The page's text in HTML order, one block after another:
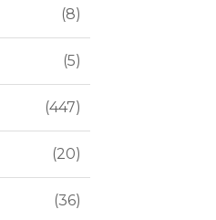
8
5
447
20
36